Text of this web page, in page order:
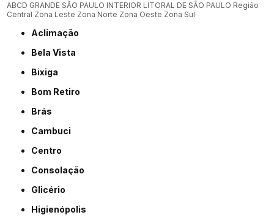
ABCD GRANDE SÃO PAULO INTERIOR LITORAL DE SÃO PAULO Região
Central Zona Leste Zona Norte Zona Oeste Zona Sul
Aclimação
Bela Vista
Bixiga
Bom Retiro
Brás
Cambuci
Centro
Consolação
Glicério
Higienópolis